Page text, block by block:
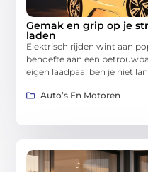
Gemak en grip op je
laden
Elektrisch rijden wint aan
behoefte aan een
eigen laadpaal ben je niet
Auto’s En Motoren